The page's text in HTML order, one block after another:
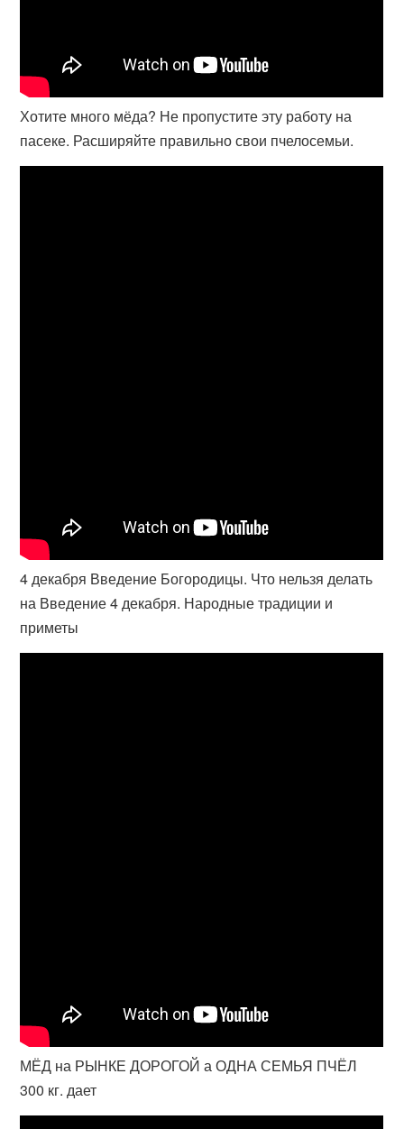
Хотите много мёда? Не пропустите эту работу на
пасеке. Расширяйте правильно свои пчелосемьи.
4 декабря Введение Богородицы. Что нельзя делать
на Введение 4 декабря. Народные традиции и
приметы
МЁД на РЫНКЕ ДОРОГОЙ а ОДНА СЕМЬЯ ПЧЁЛ
300 кг. дает